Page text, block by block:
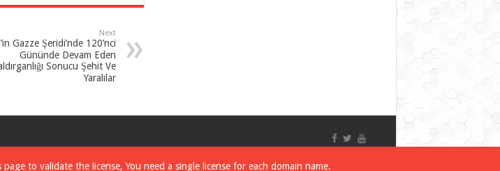
Next
Gazze Şeridi’nde 120’nci
Gününde Devam Eden
Sonucu Şehit Ve
Yaralılar
to validate the license, You need a single license for each domain name.